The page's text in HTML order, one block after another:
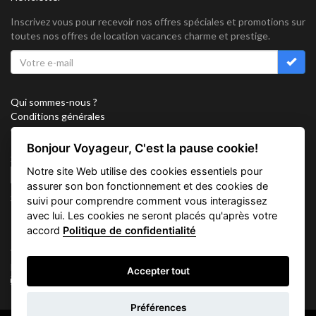
d'informations
Inscrivez vous pour recevoir nos offres spéciales et promotions sur
toutes nos offres de location vacances charme et prestige.
Qui sommes-nous ?
Conditions générales
Confidentialité
Partenariat
Sitemap
Cookies
Suivez nous sur
Vacation Key Corp. 2905 Point East Drive #L-215. Aventura.
FLORIDA 33160.
Bonjour Voyageur, C'est la pause cookie!
Notre site Web utilise des cookies essentiels pour
assurer son bon fonctionnement et des cookies de
suivi pour comprendre comment vous interagissez
avec lui. Les cookies ne seront placés qu'après votre
accord Politique de confidentialité
Accepter tout
Préférences